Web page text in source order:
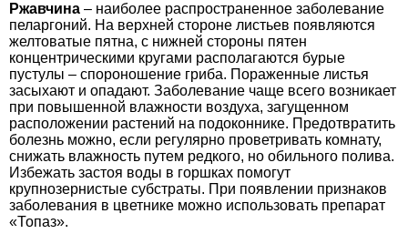
Ржавчина – наиболее распространенное заболевание
пеларгоний. На верхней стороне листьев появляются
желтоватые пятна, с нижней стороны пятен
концентрическими кругами располагаются бурые
пустулы – спороношение гриба. Пораженные листья
засыхают и опадают. Заболевание чаще всего возникает
при повышенной влажности воздуха, загущенном
расположении растений на подоконнике. Предотвратить
болезнь можно, если регулярно проветривать комнату,
снижать влажность путем редкого, но обильного полива.
Избежать застоя воды в горшках помогут
крупнозернистые субстраты. При появлении признаков
заболевания в цветнике можно использовать препарат
«Топаз».